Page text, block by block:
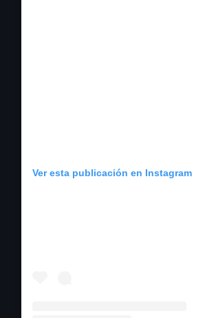
Ver esta publicación en Instagram